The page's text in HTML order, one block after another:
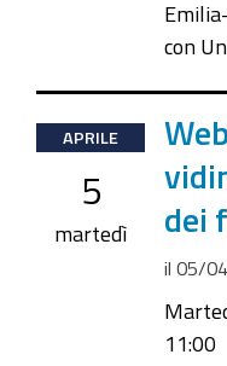
con
2022-
04-
05T09:30:00+02:00
2022-
APRILE
5
martedì
dei
il 05/
11:00